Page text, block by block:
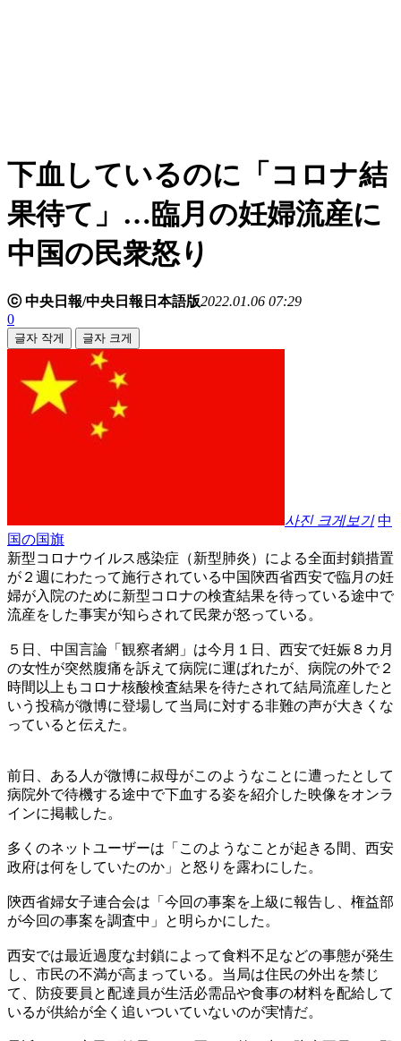
下血しているのに「コロナ結
果待て」…臨月の妊婦流産に
中国の民衆怒り
ⓒ 中央日報/中央日報日本語版2022.01.06 07:29
0
글자 작게 글자 크게
사진 크게보기 中
国の国旗
新型コロナウイルス感染症（新型肺炎）による全面封鎖措置
が２週にわたって施行されている中国陝西省西安で臨月の妊
婦が入院のために新型コロナの検査結果を待っている途中で
流産をした事実が知らされて民衆が怒っている。
５日、中国言論「観察者網」は今月１日、西安で妊娠８カ月
の女性が突然腹痛を訴えて病院に運ばれたが、病院の外で２
時間以上もコロナ核酸検査結果を待たされて結局流産したと
いう投稿が微博に登場して当局に対する非難の声が大きくな
っていると伝えた。
前日、ある人が微博に叔母がこのようなことに遭ったとして
病院外で待機する途中で下血する姿を紹介した映像をオンラ
インに掲載した。
多くのネットユーザーは「このようなことが起きる間、西安
政府は何をしていたのか」と怒りを露わにした。
陝西省婦女子連合会は「今回の事案を上級に報告し、権益部
が今回の事案を調査中」と明らかにした。
西安では最近過度な封鎖によって食料不足などの事態が発生
し、市民の不満が高まっている。当局は住民の外出を禁じ
て、防疫要員と配達員が生活必需品や食事の材料を配給して
いるが供給が全く追いついていないのが実情だ。